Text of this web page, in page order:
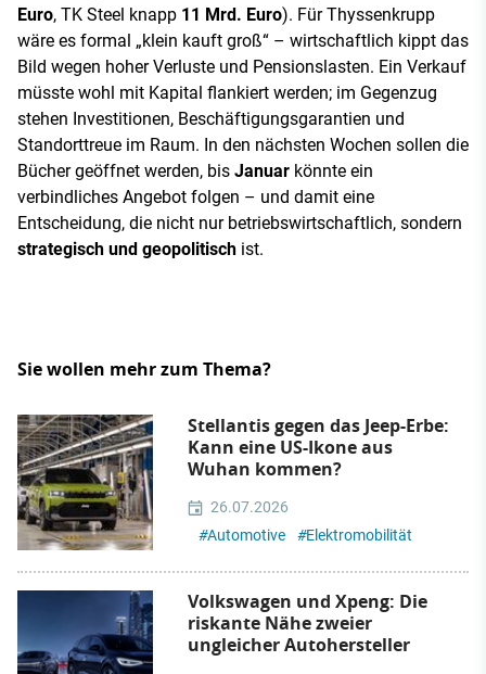
Euro, TK Steel knapp 11 Mrd. Euro). Für Thyssenkrupp
wäre es formal „klein kauft groß“ – wirtschaftlich kippt das
Bild wegen hoher Verluste und Pensionslasten. Ein Verkauf
müsste wohl mit Kapital flankiert werden; im Gegenzug
stehen Investitionen, Beschäftigungsgarantien und
Standorttreue im Raum. In den nächsten Wochen sollen die
Bücher geöffnet werden, bis Januar könnte ein
verbindliches Angebot folgen – und damit eine
Entscheidung, die nicht nur betriebswirtschaftlich, sondern
strategisch und geopolitisch ist.
Sie wollen mehr zum Thema?
Stellantis gegen das Jeep-Erbe:
Kann eine US-Ikone aus
Wuhan kommen?
26.07.2026
#Automotive #Elektromobilität
Volkswagen und Xpeng: Die
riskante Nähe zweier
ungleicher Autohersteller